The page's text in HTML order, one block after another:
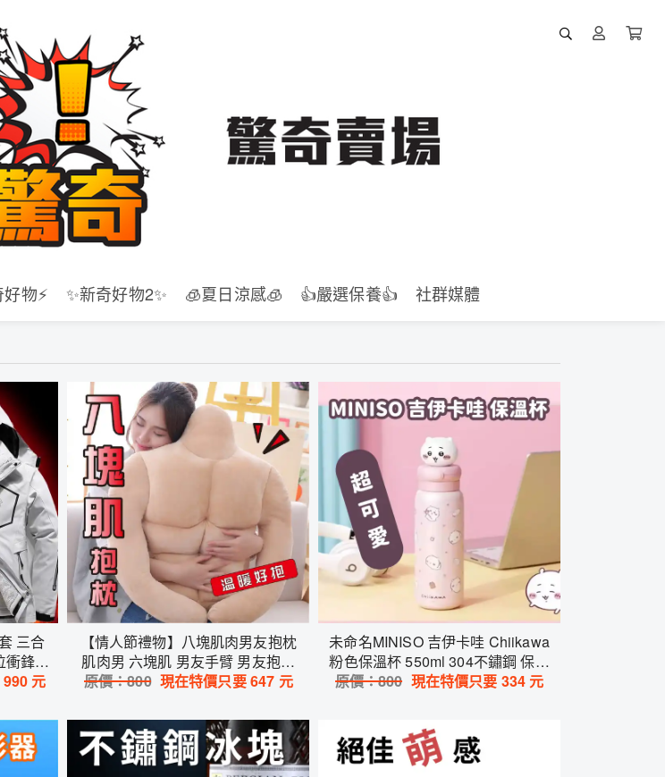
好物⚡ ✨新奇好物2✨ 🧊夏日涼感🧊 👍️嚴選保養👍️ 社群媒體
三合
衝鋒衣
990 元
【情人節禮物】八塊肌肉男友抱枕
肌肉男 六塊肌 男友手臂 男友抱枕
八塊肌 聖誕節 交換禮物 生日禮物
原價：800 現在特價只要647 元
未命名MINISO 吉伊卡哇 Chiikawa
粉色保溫杯 550ml 304不鏽鋼 保溫
瓶 可愛隨行杯 保冷保溫 防漏 吸管
原價：800 現在特價只要 334 元